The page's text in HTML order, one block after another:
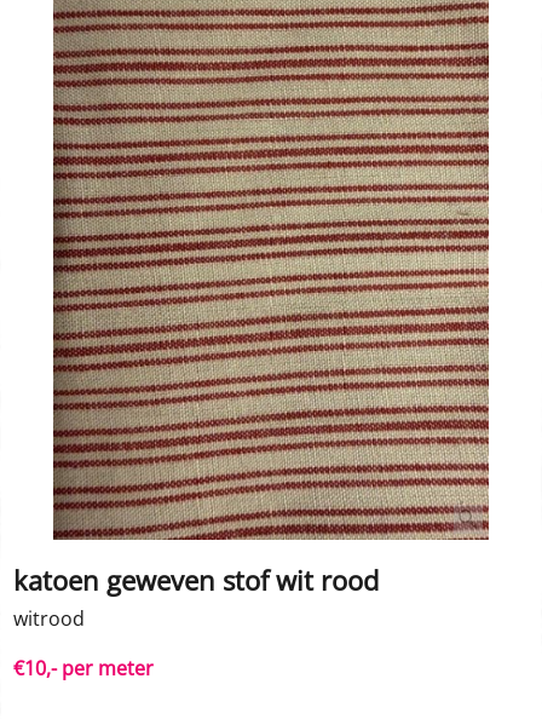
katoen geweven stof wit rood
witrood
€10,- per meter